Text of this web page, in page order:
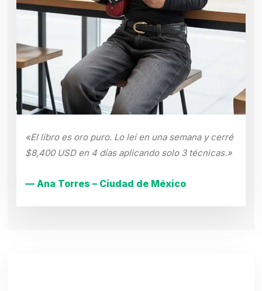
«El libro es oro puro. Lo leí en una semana y cerré
$8,400 USD en 4 días aplicando solo 3 técnicas.»
— Ana Torres – Ciudad de México